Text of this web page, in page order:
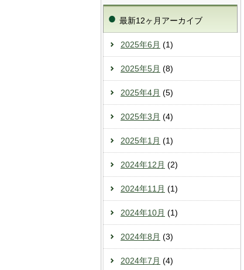
最新12ヶ月アーカイブ
2025年6月 (1)
2025年5月 (8)
2025年4月 (5)
2025年3月 (4)
2025年1月 (1)
2024年12月 (2)
2024年11月 (1)
2024年10月 (1)
2024年8月 (3)
2024年7月 (4)